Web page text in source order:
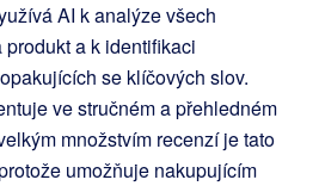
AI k analýze všech
a k identifikaci
se klíčových slov.
ve stručném a přehledném
množstvím recenzí je tato
umožňuje nakupujícím